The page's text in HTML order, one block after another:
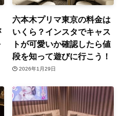
六本木プリマ東京の料金は
いくら？インスタでキャス
トが可愛いか確認したら値
段を知って遊びに行こう！
2026年1月29日